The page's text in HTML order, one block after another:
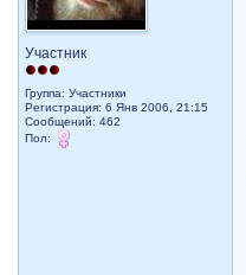
Участник
Группа: Участники
Регистрация: 6 Янв 2006, 21:15
Сообщений: 462
Пол: